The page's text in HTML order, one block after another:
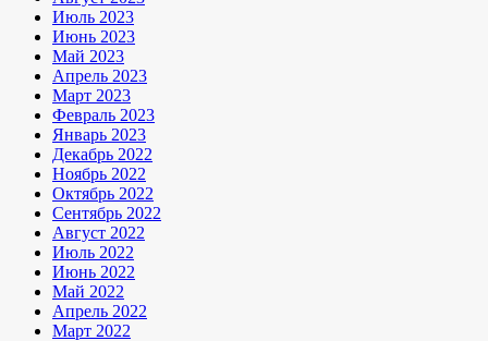
Июль 2023
Июнь 2023
Май 2023
Апрель 2023
Март 2023
Февраль 2023
Январь 2023
Декабрь 2022
Ноябрь 2022
Октябрь 2022
Сентябрь 2022
Август 2022
Июль 2022
Июнь 2022
Май 2022
Апрель 2022
Март 2022